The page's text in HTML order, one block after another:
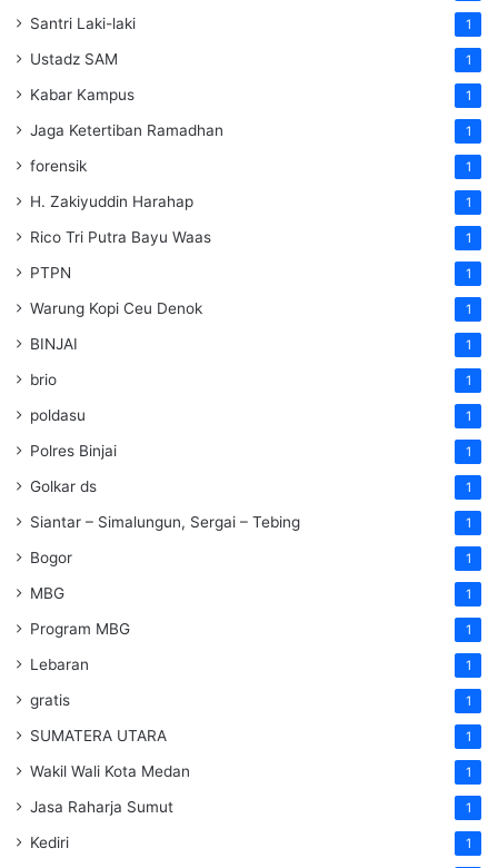
Santri Laki-laki 1
Ustadz SAM 1
Kabar Kampus 1
Jaga Ketertiban Ramadhan 1
forensik 1
H. Zakiyuddin Harahap 1
Rico Tri Putra Bayu Waas 1
PTPN 1
Warung Kopi Ceu Denok 1
BINJAI 1
brio 1
poldasu 1
Polres Binjai 1
Golkar ds 1
Siantar – Simalungun, Sergai – Tebing 1
Bogor 1
MBG 1
Program MBG 1
Lebaran 1
gratis 1
SUMATERA UTARA 1
Wakil Wali Kota Medan 1
Jasa Raharja Sumut 1
Kediri 1